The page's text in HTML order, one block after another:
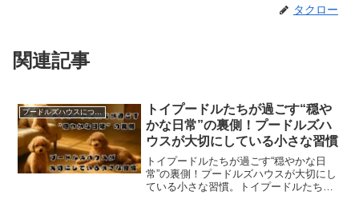
タクロー
関連記事
プードルズハウスについて
トイプードルたちが過ごす“穏や
かな日常”の裏側！プードルズハ
ウスが大切にしている小さな習慣
トイプードルたちが過ごす“穏やかな日
常”の裏側！プードルズハウスが大切にし
ている小さな習慣。トイプードルたちが